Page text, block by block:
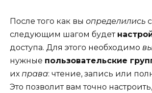
После того как вы определились
следующим шагом будет
доступа. Для этого необходимо
нужные пользовательские
их права: чтение, запись или
Это позволит вам точно